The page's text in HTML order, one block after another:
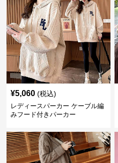
¥5,060 (税込)
レディースパーカー ケーブル編
みフード付きパーカー